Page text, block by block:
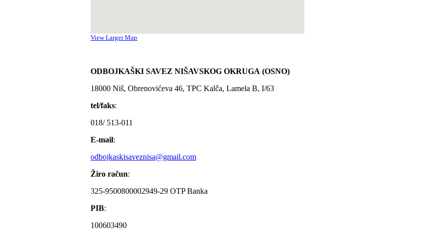
View Larger Map
ODBOJKAŠKI SAVEZ NIŠAVSKOG OKRUGA (OSNO)
18000 Niš, Obrenovićeva 46, TPC Kalča, Lamela B, I/63
tel/faks:
018/ 513-011
E-mail:
odbojkaskisaveznisa@gmail.com
Žiro račun:
325-9500800002949-29 OTP Banka
PIB:
100603490